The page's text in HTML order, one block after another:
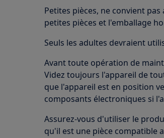
Petites pièces, ne convient
petites pièces et l'emballage
Seuls les adultes devraient
Avant toute opération de
Videz toujours l'appareil de
que l'appareil est en position
composants électroniques si
Assurez-vous d'utiliser le
qu'il est une pièce compatible